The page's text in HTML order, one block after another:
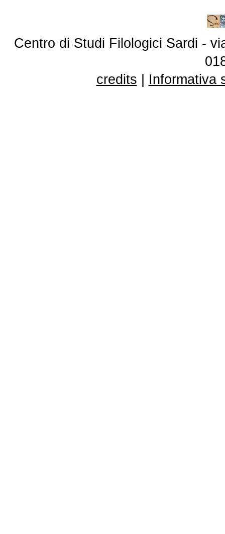
Centro di Studi Filologici Sardi -
credits
Informativa